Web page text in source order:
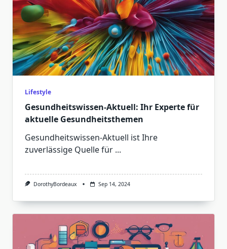
Lifestyle
Gesundheitswissen-Aktuell: Ihr Experte für
aktuelle Gesundheitsthemen
Gesundheitswissen-Aktuell ist Ihre
zuverlässige Quelle für ...
DorothyBordeaux Sep 14, 2024